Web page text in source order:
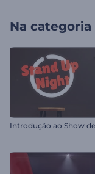
Na categoria